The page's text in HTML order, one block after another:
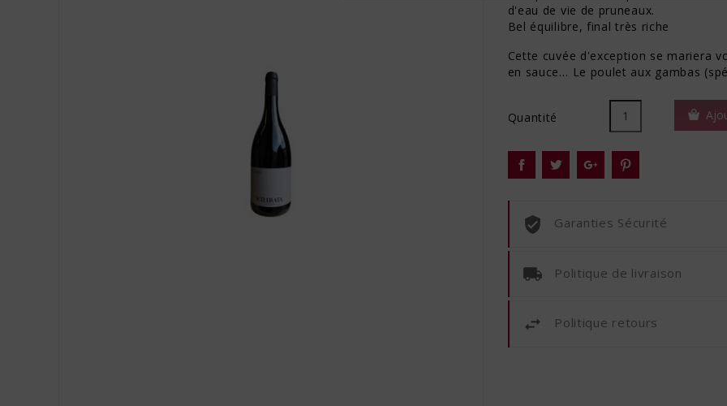
d'eau de vie de pruneaux.
Bel équilibre, final très riche
Cette cuvée d'exception se mariera
en sauce… Le poulet aux gambas
Quantité
Garanties Sécurité
Politique de livraison
Politique retours